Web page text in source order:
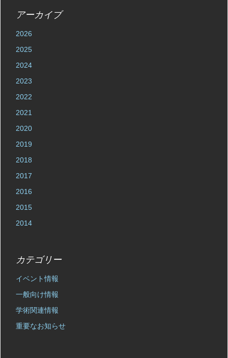
アーカイブ
2026
2025
2024
2023
2022
2021
2020
2019
2018
2017
2016
2015
2014
カテゴリー
イベント情報
一般向け情報
学術関連情報
重要なお知らせ